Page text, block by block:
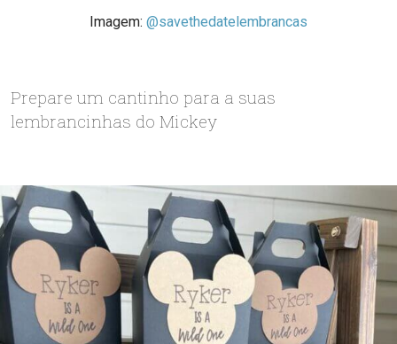
Imagem: @savethedatelembrancas
Prepare um cantinho para a suas
lembrancinhas do Mickey